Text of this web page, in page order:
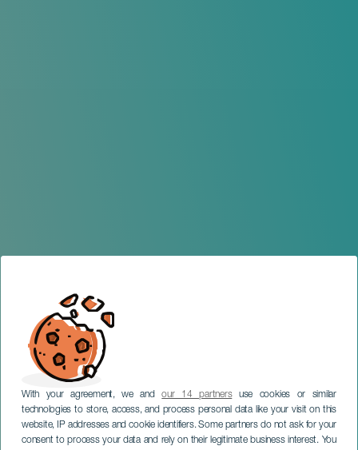
With your agreement, we andour 14 partnersuse cookies or similar
technologies to store, access, and process personal data like your visit on this
website, IP addresses and cookie identifiers. Some partners do not ask for your
consent to process your data and rely on their legitimate business interest. You